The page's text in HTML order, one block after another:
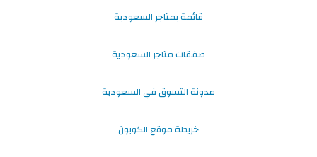
قائمة بمتاجر السعودية
صفقات متاجر السعودية
مدونة التسوق في السعودية
خريطة موقع الكوبون